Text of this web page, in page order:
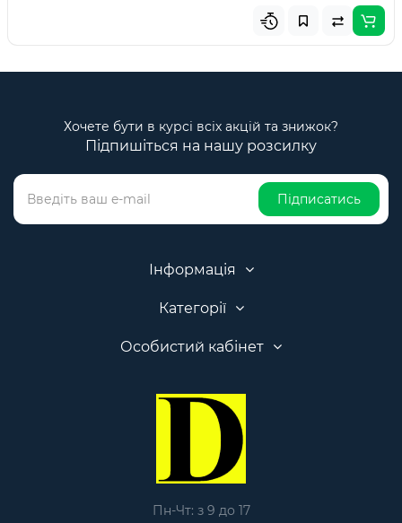
Хочете бути в курсі всіх акцій та знижок?
Підпишіться на нашу розсилку
Підписатись
Інформація
Категорії
Особистий кабінет
Пн-Чт: з 9 до 17